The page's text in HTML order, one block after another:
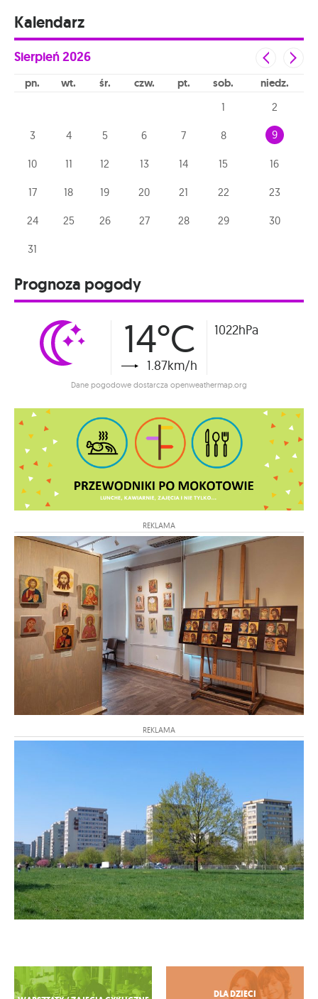
Kalendarz
Sierpień2026
pn wt śr czw pt sob niedz
1 2
3 4 5 6 7 8 9
10 11 12 13 14 15 16
17 18 19 20 21 22 23
24 25 26 27 28 29 30
31
Prognoza pogody
14°C
1.87km/h
1022hPa
Dane pogodowe dostarcza openweathermap.org
REKLAMA
REKLAMA
Zobacz więcej
DLA DZIECI